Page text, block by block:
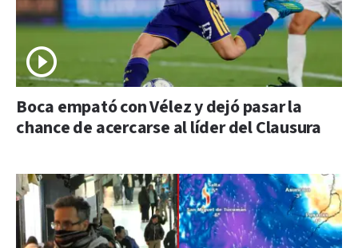
Boca empató con Vélez y dejó pasar la
chance de acercarse al líder del Clausura